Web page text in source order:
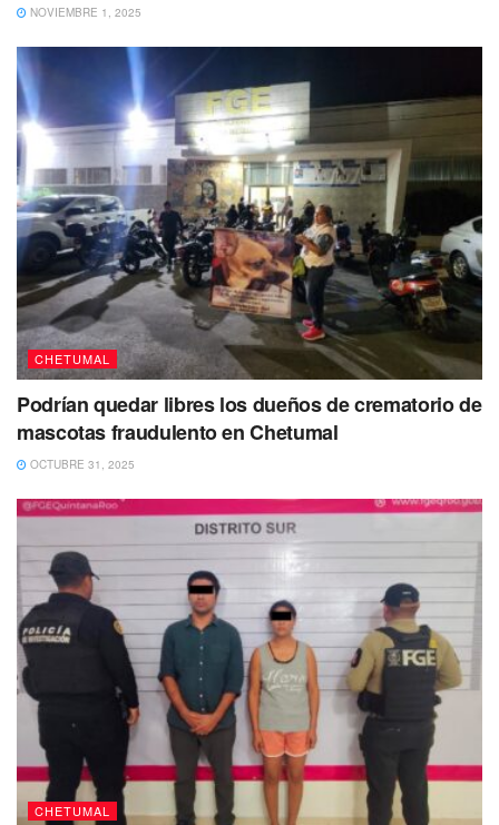
Tags: Bacalar incendio palapa
NOVIEMBRE 1, 2025
CHETUMAL
Podrían quedar libres los dueños de crematorio de
mascotas fraudulento en Chetumal
OCTUBRE 31, 2025
CHETUMAL